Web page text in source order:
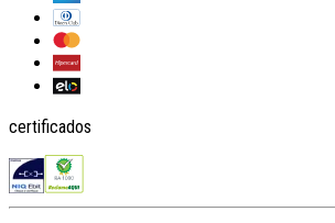
certificados